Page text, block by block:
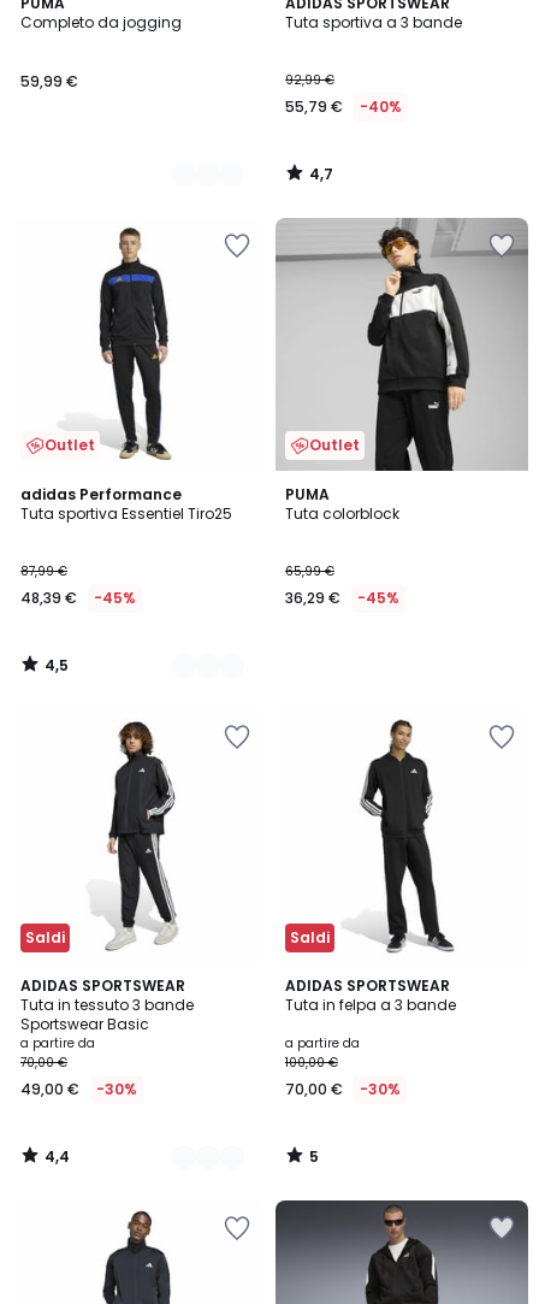
Completo da jogging
59,99 €
2
Colori
Tuta sportiva a 3 bande
92,99 €
55,79 € -40%
/ 5
4,7
/
Outlet
adidas Performance
Tuta sportiva Essentiel Tiro25
87,99 €
48,39 € -45%
4,5
/ 5
2
Colori
4,5
/
Outlet
PUMA
Tuta colorblock
65,99 €
36,29 € -45%
Saldi
ADIDAS SPORTSWEAR
Tuta in tessuto 3 bande
Sportswear Basic
a partire da
70,00 €
49,00 € -30%
4,4
/ 5
2
Colori
4,4
/
Saldi
ADIDAS SPORTSWEAR
Tuta in felpa a 3 bande
a partire da
100,00 €
70,00 € -30%
5
/
5
/